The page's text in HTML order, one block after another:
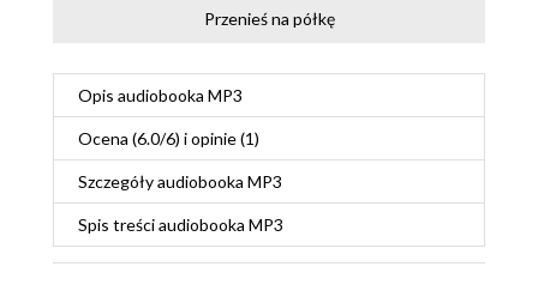
Przenieś na półkę
Opis audiobooka MP3
Ocena (6.0/6) i opinie (1)
Szczegółyaudiobooka MP3
Spis treściaudiobooka MP3